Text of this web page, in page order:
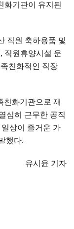
화기관이 유지된
직원 축하용품 및
, 직원휴양시설 운
친화적인 직장
친화기관으로 재
심히 근무한 공직
상이 즐거운 가
했다.
유시윤 기자